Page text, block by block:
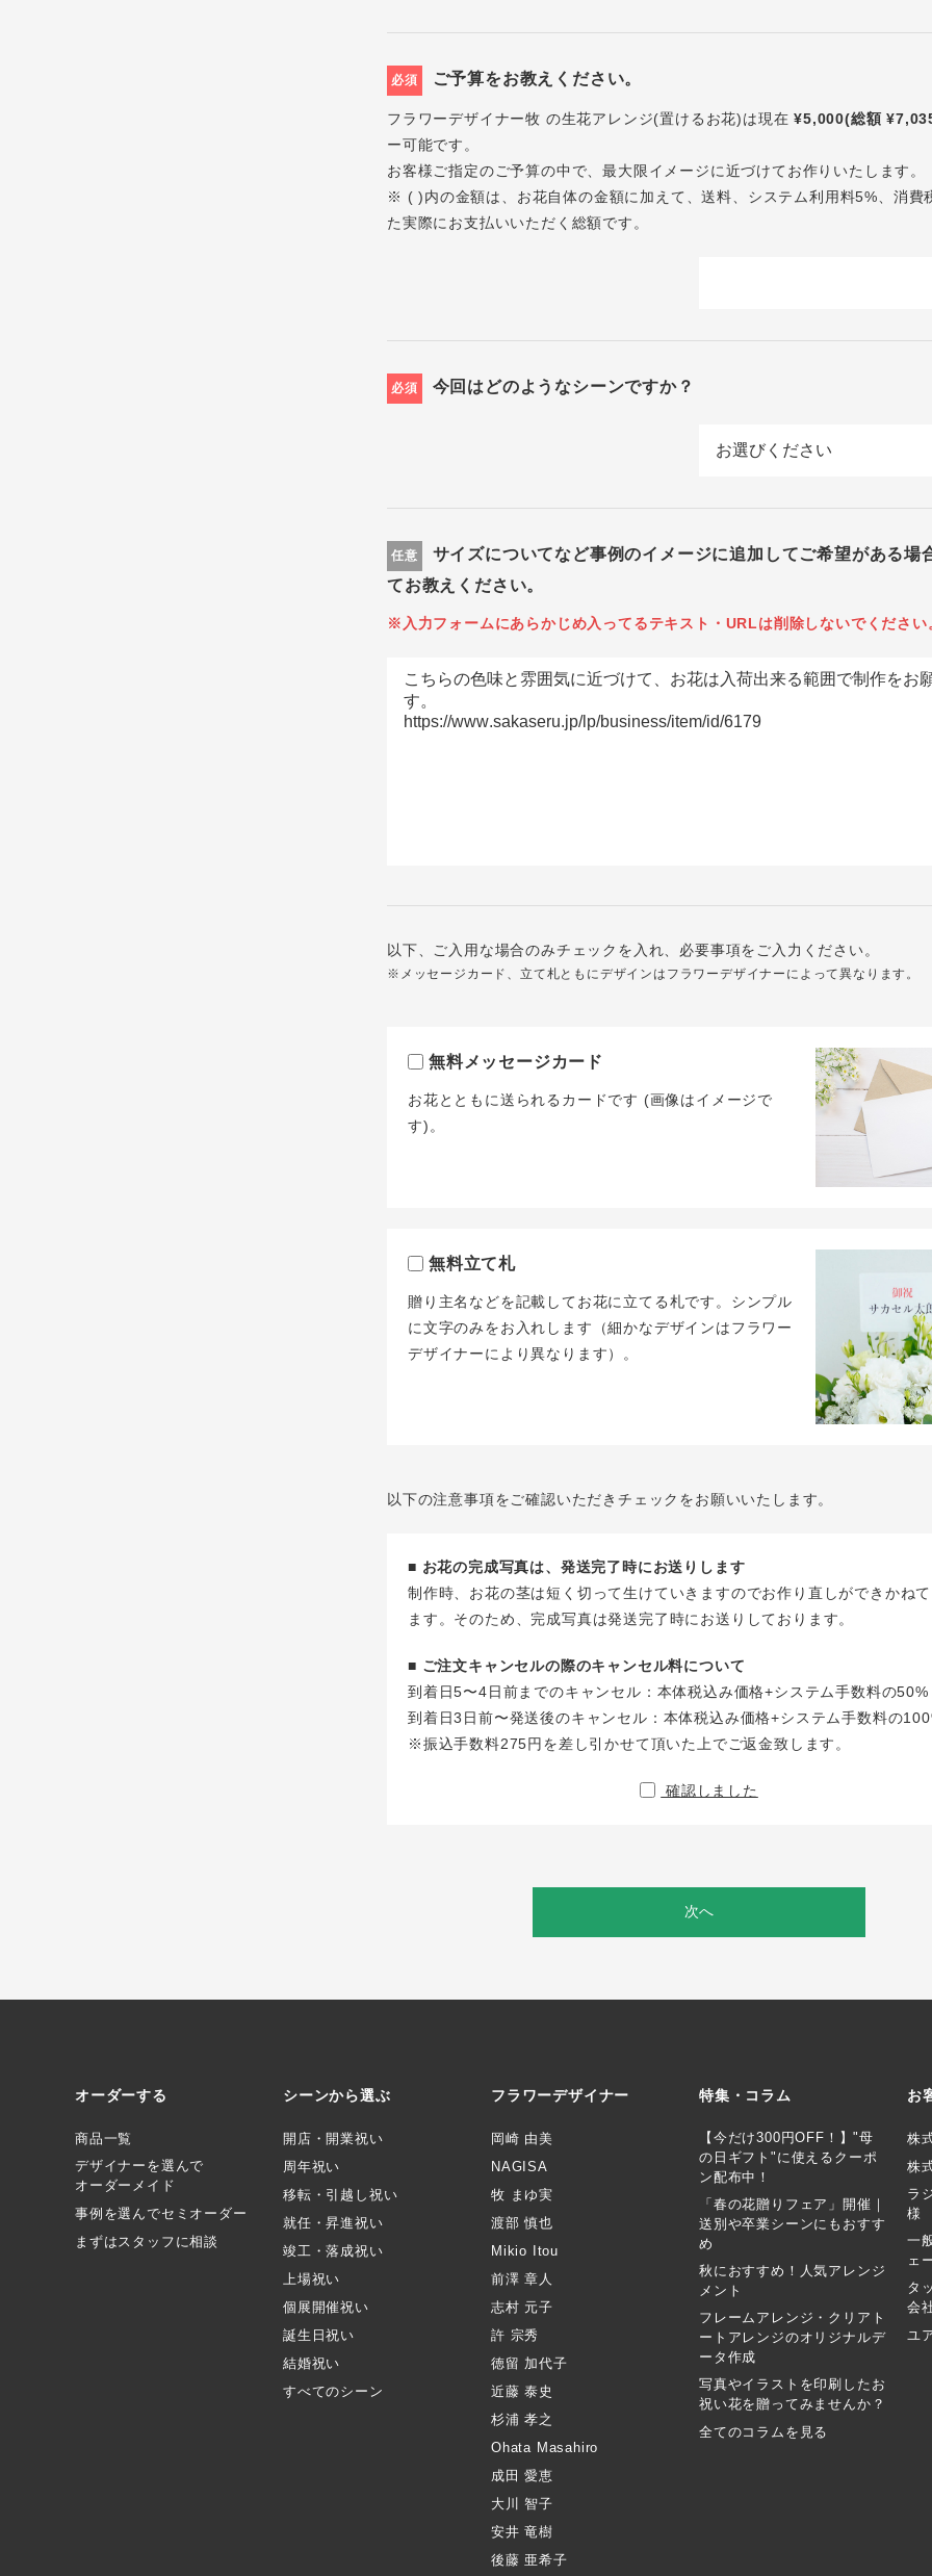
必須 ご予算をお教えください。
フラワーデザイナー牧 の生花アレンジ(置けるお花)は現在¥5,000(総額
ー可能です。
お客様ご指定のご予算の中で、最大限イメージに近づけてお作りいたします。
※ ( )内の金額は、お花自体の金額に加えて、送料、システム利用料5%、消費
た実際にお支払いいただく総額です。
必須 今回はどのようなシーンですか？
任意
サイズについてなど事例のイメージに追加してご希望がある場
てお教えください。
※入力フォームにあらかじめ入ってるテキスト・URLは削除しないでください
以下、ご入用な場合のみチェックを入れ、必要事項をご入力ください。
※メッセージカード、立て札ともにデザインはフラワーデザイナーによって異なります。
無料メッセージカード
お花とともに送られるカードです (画像はイメージで
す)。
無料立て札
贈り主名などを記載してお花に立てる札です。シンプル
に文字のみをお入れします（細かなデザインはフラワー
デザイナーにより異なります）。
以下の注意事項をご確認いただきチェックをお願いいたします。
■ お花の完成写真は、発送完了時にお送りします
制作時、お花の茎は短く切って生けていきますのでお作り直しができかね
ます。そのため、完成写真は発送完了時にお送りしております。
■ ご注文キャンセルの際のキャンセル料について
到着日5〜4日前までのキャンセル：本体税込み価格+システム手数料の50%
到着日3日前〜発送後のキャンセル：本体税込み価格+システム手数料の
※振込手数料275円を差し引かせて頂いた上でご返金致します。
確認しました
次へ
オーダーする
商品一覧
デザイナーを選んで
オーダーメイド
事例を選んでセミオーダー
まずはスタッフに相談
シーンから選ぶ
開店・開業祝い
周年祝い
移転・引越し祝い
就任・昇進祝い
竣工・落成祝い
上場祝い
個展開催祝い
誕生日祝い
結婚祝い
すべてのシーン
フラワーデザイナー
岡崎 由美
NAGISA
牧 まゆ実
渡部 慎也
Mikio Itou
前澤 章人
志村 元子
許 宗秀
徳留 加代子
近藤 泰史
杉浦 孝之
Ohata Masahiro
成田 愛恵
大川 智子
安井 竜樹
後藤 亜希子
特集・コラム
【今だけ300円OFF！】"母
の日ギフト"に使えるクーポ
ン配布中！
「春の花贈りフェア」開催｜
送別や卒業シーンにもおすす
め
秋におすすめ！人気アレンジ
メント
フレームアレンジ・クリアト
ートアレンジのオリジナルデ
ータ作成
写真やイラストを印刷したお
祝い花を贈ってみませんか？
全てのコラムを見る
お
株
株
ラ
様
一
ェ
タ
会
ユ